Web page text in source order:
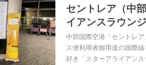
セントレア（中
イアンスラウン
中部国際空港「セントレ
ス便利用者御用達の国際
好き「スターアライアン